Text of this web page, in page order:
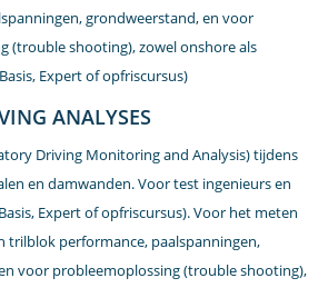
grondweerstand, en voor
(trouble shooting), zowel onshore als
Expert of opfriscursus)
ANALYSES
Driving Monitoring and Analysis) tijdens
en damwanden. Voor test ingenieurs en
Expert of opfriscursus). Voor het meten
trilblok performance, paalspanningen,
voor probleemoplossing (trouble shooting),